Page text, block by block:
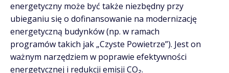
energetyczny może być także niezbędny przy
ubieganiu się o dofinansowanie na modernizację
energetyczną budynków (np. w ramach
programów takich jak „Czyste Powietrze”). Jest on
ważnym narzędziem w poprawie efektywności
energetycznej i redukcji emisji CO₂.